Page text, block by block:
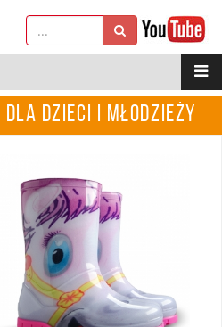
dla dzieci i młodzieży